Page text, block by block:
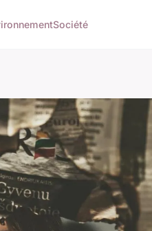
Société